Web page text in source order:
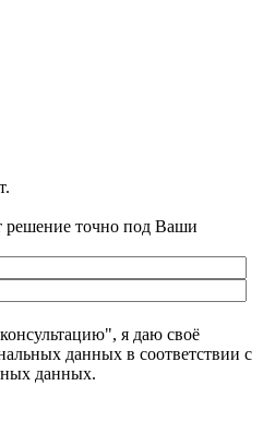
решение точно под Ваши
я даю своё
данных в соответствии с
данных.